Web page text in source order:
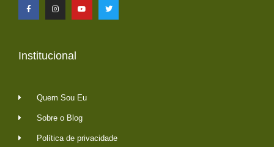
Institucional
Quem Sou Eu
Sobre o Blog
Política de privacidade